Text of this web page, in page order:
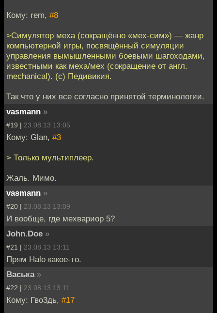
Кому: rem, #8
>Симулятор меха (сокращённо «мех-сим») — жанр
компьютерной игры, посвящённый симуляции
управления вымышленными боевыми шагоходами,
известными как меха/мех (сокращение от англ.
mechanical). (с) Педивикия.
Так что у них все согласно принятой терминологии.
vasmann »
#19 | 23.08.13 13:05
Кому: Glan, #3
> Только мультиплеер.
Жаль. Мимо.
vasmann »
#20 | 23.08.13 13:09
И вообще, где мехвариор 5?
John.Doe »
#21 | 23.08.13 13:11
Прям Halo какое-то.
Васька »
#22 | 23.08.13 13:11
Кому: Гво3дь, #17